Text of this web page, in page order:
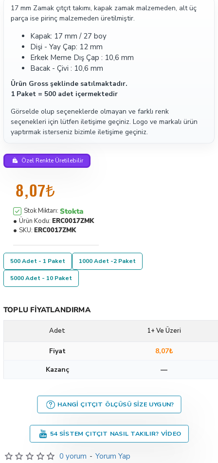
17 mm Zamak çıtçıt takımı, kapak zamak malzemeden, alt üç
parça ise pirinç malzemeden üretilmiştir.
Kapak: 17 mm / 27 boy
Dişi - Yay Çap: 12 mm
Erkek Meme Dış Çap : 10,6 mm
Bacak - Çivi : 10,6 mm
Ürün Gross şeklinde satılmaktadır.
1 Paket = 500 adet içermektedir
Görselde olup seçeneklerde olmayan ve farklı renk
seçenekleri için lütfen iletişime geçiniz. Logo ve markalı ürün
yaptırmak isterseniz bizimle iletişime geçiniz.
Özel Renkte Üretilebilir
0 yorum - Yorum Yap
8,07₺
Stok Miktarı: Stokta
Ürün Kodu: ERC0017ZMK
SKU: ERC0017ZMK
500 Adet - 1 Paket 1000 Adet -2 Paket
5000 Adet - 10 Paket
TOPLU FIYATLANDIRMA
Adet 1+ Ve Üzeri
Fiyat
8,07₺
Kazanç
—
HANGI ÇITÇIT ÖLÇÜSÜ SIZE UYGUN?
54 SISTEM ÇITÇIT NASIL TAKILIR? VIDEO